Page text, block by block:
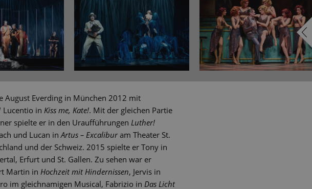
August Everding in München 2012 mit
Lucentio in Kiss me, Kate!. Mit der gleichen Partie
spielte er in den Uraufführungen Luther!
und Lucan inArtus – Excaliburam Theater St.
und der Schweiz. 2015 spielte er Tony in
Erfurt und St. Gallen. Zu sehen war er
Martin in Hochzeit mit Hindernissen, Jervis in
im gleichnamigen Musical, Fabrizio in Das Licht